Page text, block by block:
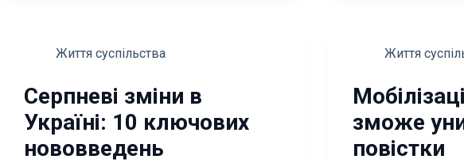
Життя суспільства
Серпневі зміни в
Україні: 10 ключових
нововведень
Життя
зможе
повістки